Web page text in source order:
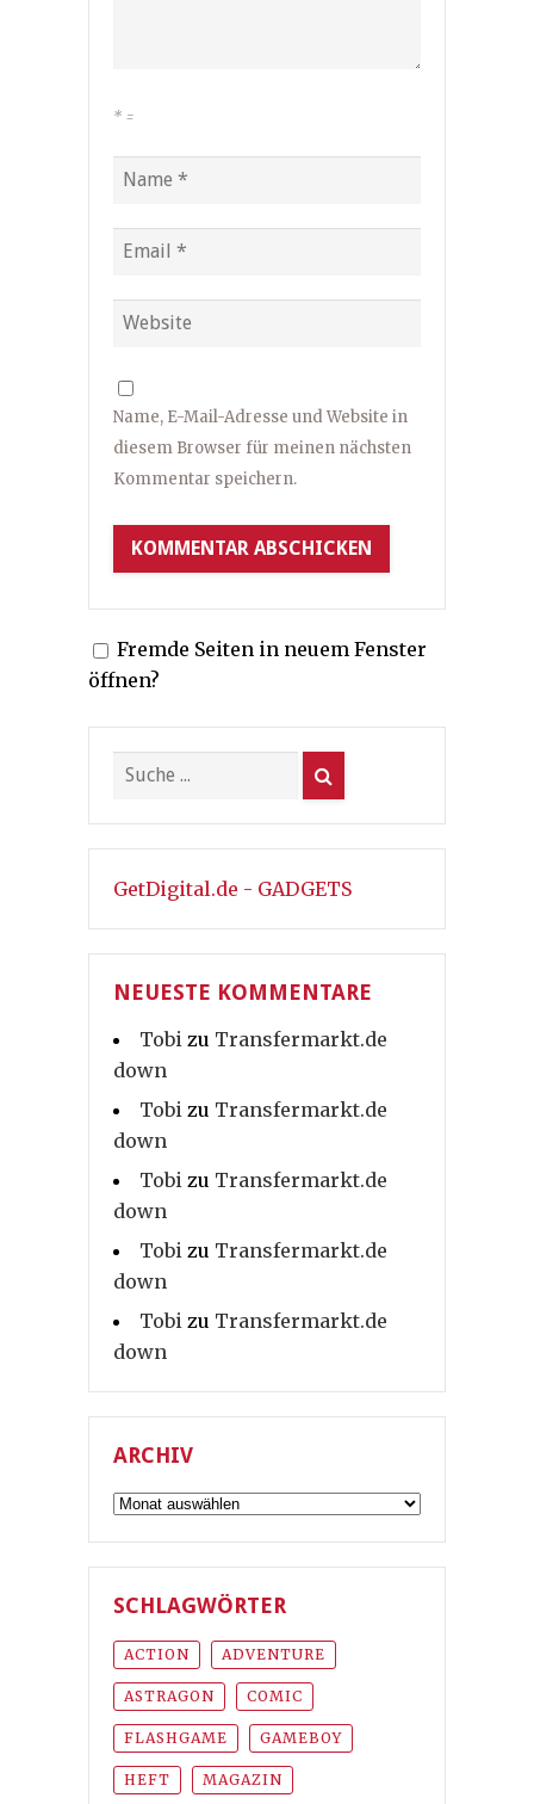
* =
Name, E-Mail-Adresse und Website in
diesem Browser für meinen nächsten
Kommentar speichern.
Fremde Seiten in neuem Fenster
öffnen?
GetDigital.de - GADGETS
NEUESTE KOMMENTARE
Tobi zu Transfermarkt.de
down
Tobi zu Transfermarkt.de
down
Tobi zu Transfermarkt.de
down
Tobi zu Transfermarkt.de
down
Tobi zu Transfermarkt.de
down
ARCHIV
Archiv
SCHLAGWÖRTER
ACTION ADVENTURE
ASTRAGON COMIC
FLASHGAME GAMEBOY
HEFT MAGAZIN